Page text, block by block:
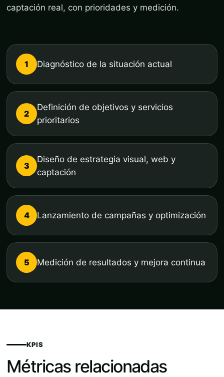
captación real, con prioridades y medición.
1 Diagnóstico de la situación actual
2
Definición de objetivos y servicios
prioritarios
3
Diseño de estrategia visual, web y
captación
4 Lanzamiento de campañas y optimización
5 Medición de resultados y mejora continua
KPIS
Métricas relacionadas